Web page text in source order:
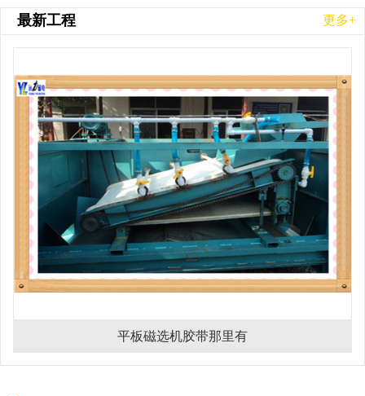
最新工程 更多+
平板磁选机胶带那里有